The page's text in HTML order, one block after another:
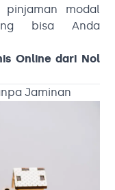
pinjaman modal
bisa Anda
Online dari Nol
Jaminan